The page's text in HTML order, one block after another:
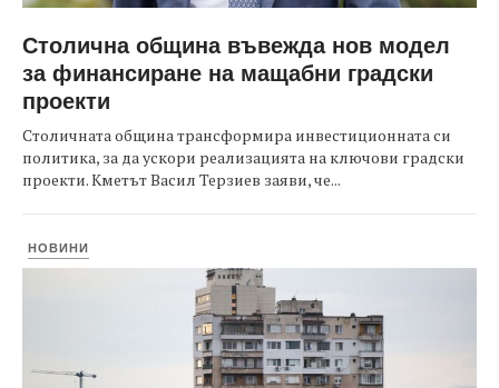
Столична община въвежда нов модел
за финансиране на мащабни градски
проекти
Столичната община трансформира инвестиционната си
политика, за да ускори реализацията на ключови градски
проекти. Кметът Васил Терзиев заяви, че...
НОВИНИ